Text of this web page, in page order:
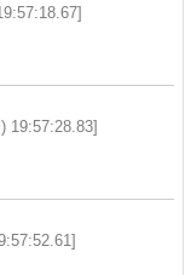
19:57:28.83]